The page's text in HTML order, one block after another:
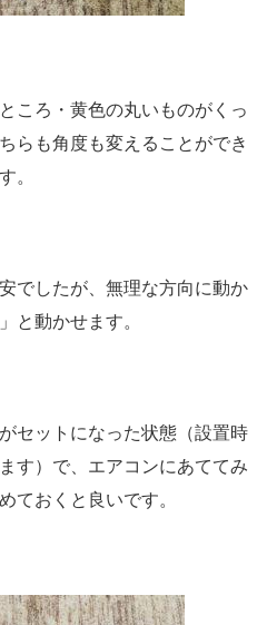
ころ・黄色の丸いものがくっ
らも角度も変えることができ
。
でしたが、無理な方向に動か
と動かせます。
セットになった状態（設置時
す）で、エアコンにあててみ
ておくと良いです。